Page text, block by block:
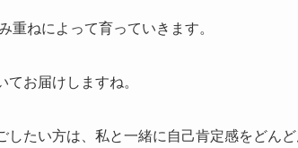
ねによって育っていきます。
お届けしますね。
たい方は、私と一緒に自己肯定感をどん